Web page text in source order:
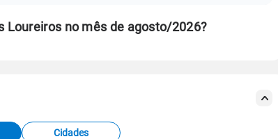
Loureiros no mês de agosto/2026?
Cidades